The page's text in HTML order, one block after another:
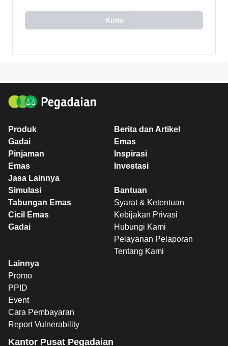
Kirim
Produk
Gadai
Pinjaman
Emas
Jasa Lainnya
Berita dan Artikel
Emas
Inspirasi
Investasi
Simulasi
Tabungan Emas
Cicil Emas
Gadai
Bantuan
Syarat & Ketentuan
Kebijakan Privasi
Hubungi Kami
Pelayanan Pelaporan
Tentang Kami
Lainnya
Promo
PPID
Event
Cara Pembayaran
Report Vulnerability
Kantor Pusat Pegadaian